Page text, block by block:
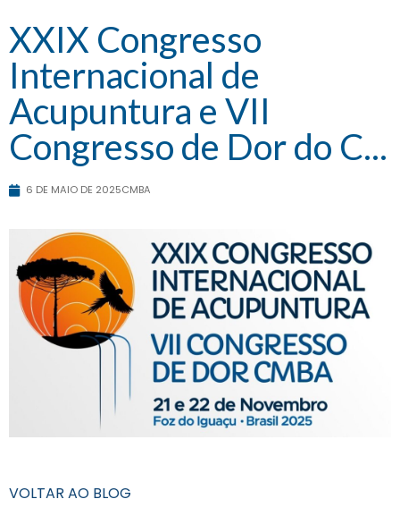
XXIX Congresso
Internacional de
Acupuntura e VII
Congresso de Dor do C...
6 DE MAIO DE 2025CMBA
VOLTAR AO BLOG